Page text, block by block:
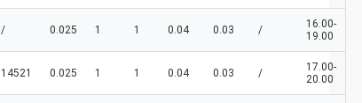
/ 0.025 1 1 0.04 0.03 /
16.00-
19.00
14521 0.025 1 1 0.04 0.03 /
17.00-
20.00